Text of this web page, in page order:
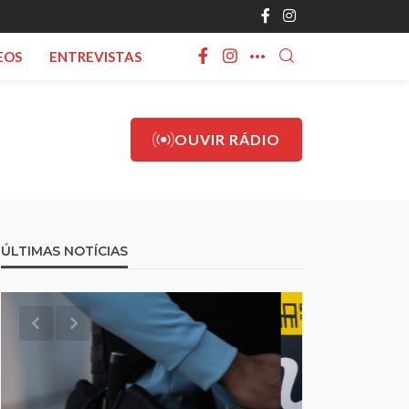
ENTREVISTAS
OUVIR RÁDIO
ÚLTIMAS NOTÍCIAS